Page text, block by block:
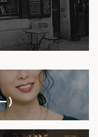
）